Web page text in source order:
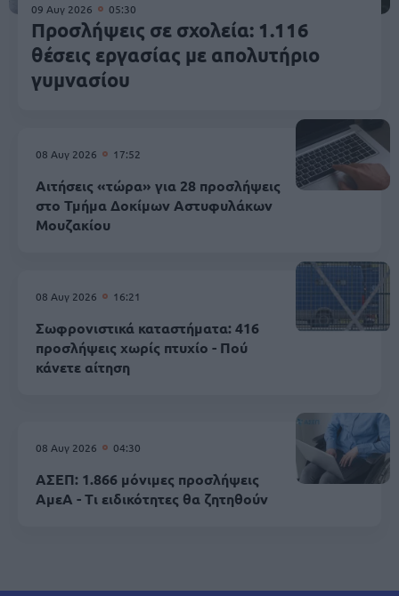
09 Αυγ 2026 05:30
Προσλήψεις σε σχολεία: 1.116
θέσεις εργασίας με απολυτήριο
γυμνασίου
08 Αυγ 2026 17:52
Αιτήσεις «τώρα» για 28 προσλήψεις
στο Τμήμα Δοκίμων Αστυφυλάκων
Mουζακίου
08 Αυγ 2026 16:21
Σωφρονιστικά καταστήματα: 416
προσλήψεις χωρίς πτυχίο - Πού
κάνετε αίτηση
08 Αυγ 2026 04:30
ΑΣΕΠ: 1.866 μόνιμες προσλήψεις
ΑμεΑ - Τι ειδικότητες θα ζητηθούν